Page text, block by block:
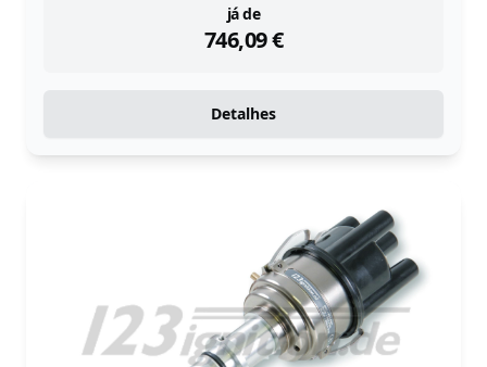
já de
746,09€
instock
Detalhes